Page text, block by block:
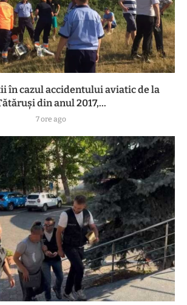
în cazul accidentului aviatic de la
din anul 2017,...
7 ore ago